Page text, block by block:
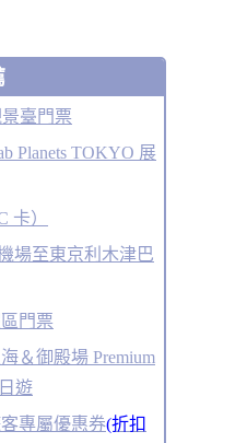
臺門票
Planets TOKYO 展
卡）
場至東京利木津巴
門票
＆御殿場 Premium
遊
專屬優惠券(折扣